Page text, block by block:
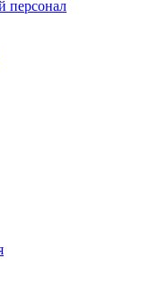
персонал